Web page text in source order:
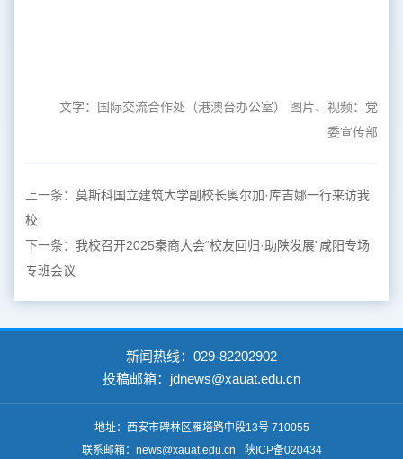
文字：国际交流合作处（港澳台办公室） 图片、视频：党
委宣传部
上一条： 莫斯科国立建筑大学副校长奥尔加·库吉娜一行来访我
校
下一条： 我校召开2025秦商大会“校友回归·助陕发展”咸阳专场
专班会议
新闻热线：029-82202902
投稿邮箱：jdnews@xauat.edu.cn
地址：西安市碑林区雁塔路中段13号 710055
联系邮箱：news@xauat.edu.cn
陕ICP备020434